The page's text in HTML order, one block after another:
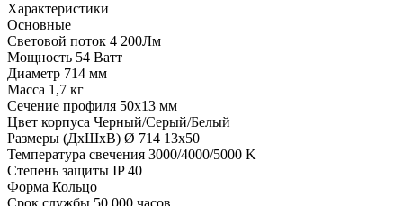
Характеристики
Основные
Световой поток 4 200Лм
Мощность 54 Ватт
Диаметр 714 мм
Масса 1,7 кг
Сечение профиля 50х13 мм
Цвет корпуса Черный/Серый/Белый
Размеры (ДхШхВ) Ø 714 13х50
Температура свечения 3000/4000/5000 K
Степень защиты IP 40
Форма Кольцо
Срок службы 50 000 часов